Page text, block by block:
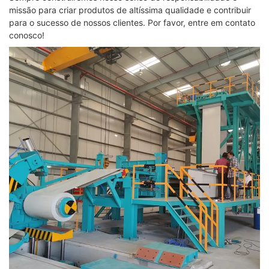
missão para criar produtos de altíssima qualidade e contribuir
para o sucesso de nossos clientes. Por favor, entre em contato
conosco!